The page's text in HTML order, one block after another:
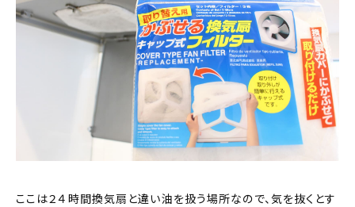
ここは２４時間換気扇と違い油を扱う場所なので、気を抜くとす